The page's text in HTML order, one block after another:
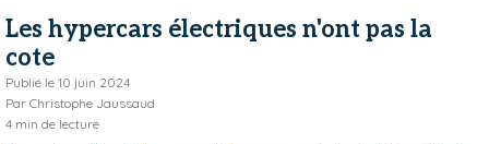
Les hypercars électriques n'ont pas la
cote
Publié le 10 juin 2024
Par Christophe Jaussaud
4 min de lecture